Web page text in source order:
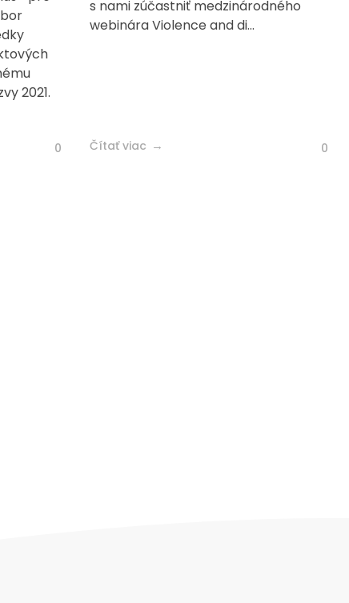
2021.
0
s nami zúčastniť medzinárodného
webinára Violence and di...
Čítať viac 0